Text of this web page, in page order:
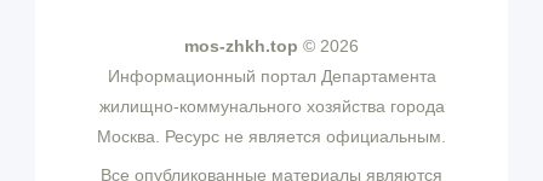
mos-zhkh.top © 2026
Информационный портал Департамента
жилищно-коммунального хозяйства города
Москва. Ресурс не является официальным.
Все опубликованные материалы являются